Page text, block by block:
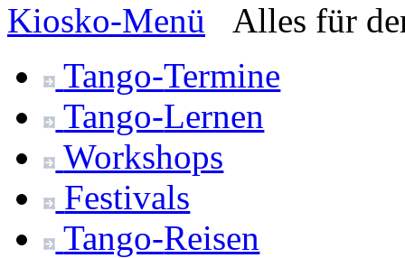
Kiosko-Menü
Alles für
Tango-Termine
Tango-Lernen
Workshops
Festivals
Tango-Reisen